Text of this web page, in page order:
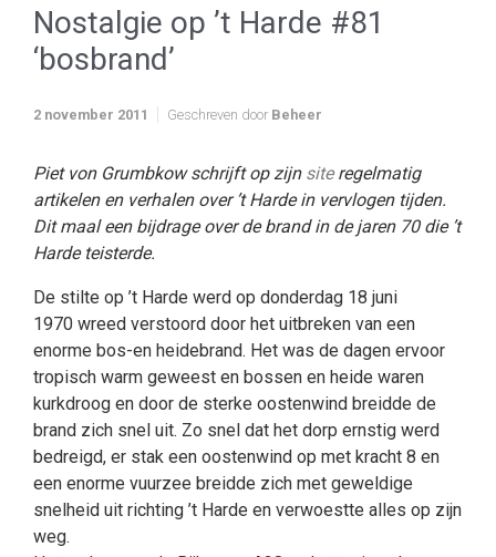
Nostalgie op ’t Harde #81
‘bosbrand’
2 november 2011 Geschreven door Beheer
Piet von Grumbkow schrijft op zijn siteregelmatig
artikelen en verhalen over ’t Harde in vervlogen tijden.
Dit maal een bijdrage over de brand in de jaren 70 die ’t
Harde teisterde.
De stilte op ’t Harde werd op donderdag 18 juni
1970 wreed verstoord door het uitbreken van een
enorme bos-en heidebrand. Het was de dagen ervoor
tropisch warm geweest en bossen en heide waren
kurkdroog en door de sterke oostenwind breidde de
brand zich snel uit. Zo snel dat het dorp ernstig werd
bedreigd, er stak een oostenwind op met kracht 8 en
een enorme vuurzee breidde zich met geweldige
snelheid uit richting ’t Harde en verwoestte alles op zijn
weg.